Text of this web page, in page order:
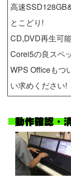
高速
とこどり!
CD,DVD再生可
Corei5の良スペ
WPS Officeもつ
い求めください!